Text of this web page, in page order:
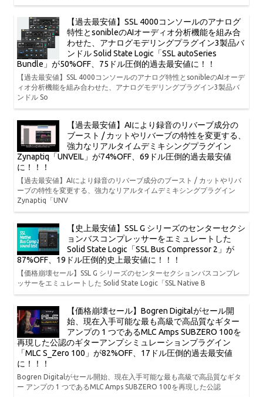
【過去最安値】SSL 4000コンソールのアナログ
特性とsonibleのAIオーディオ分析機能を組み合
わせた、アナログモデリングプラグイン3製品バ
ンドル Solid State Logic「SSL autoSeries
Bundle」が50%OFF、75ドル圧倒的過去最安値に！！
【過去最安値】SSL 4000コンソールのアナログ特性とsonibleのAIオーデ
ィオ分析機能を組み合わせた、アナログモデリングプラグイン3製品バ
ンドル So
【過去最安値】AIにより録音のリバーブ成分の
ブースト / カットやリバーブの特性を変更する、
強力なリアルタイムデミキシングプラグイン
Zynaptiq「UNVEIL」が74%OFF、69ドル圧倒的過去最安値
に！！！
【過去最安値】AIにより録音のリバーブ成分のブースト / カットやリバ
ーブの特性を変更する、強力なリアルタイムデミキシングプラグイン
Zynaptiq「UNV
【史上最安値】SSL G シリーズのセンターセクシ
ョンバスコンプレッサーをエミュレートした
Solid State Logic「SSL Bus Compressor 2」が
87%OFF、19ドル圧倒的史上最安値に！！！
【価格崩壊セール】SSL G シリーズのセンターセクションバスコンプレ
ッサーをエミュレートした Solid State Logic「SSL Native B
【価格崩壊セール】Bogren Digitalがセール開
始、現在入手可能な最も高級で高品質なギター
アンプの 1 つであるMLC Amps SUBZERO 100を
再現した公認のギターアンプシミュレーションプラグイン
「MLC S_Zero 100」が82%OFF、17ドル圧倒的過去最安値
に！！！
Bogren Digitalがセール開始、現在入手可能な最も高級で高品質なギタ
ー アンプの 1 つであるMLC Amps SUBZERO 100を再現した公認